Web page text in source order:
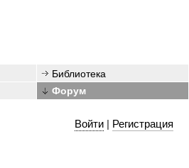
Библиотека
Форум
Войти| Регистрация